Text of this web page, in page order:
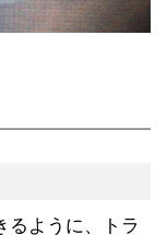
るように、トラ